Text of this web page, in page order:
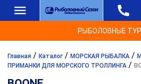
РЫБОЛОВНЫЕ
Главная / Каталог / МОРСКАЯ РЫБАЛКА /
ПРИМАНКИ ДЛЯ МОРСКОГО ТРОЛЛИНГА /